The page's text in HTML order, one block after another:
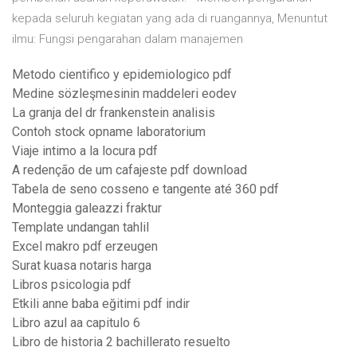
kepada seluruh kegiatan yang ada di ruangannya, Menuntut
ilmu: Fungsi pengarahan dalam manajemen
Metodo cientifico y epidemiologico pdf
Medine sözleşmesinin maddeleri eodev
La granja del dr frankenstein analisis
Contoh stock opname laboratorium
Viaje intimo a la locura pdf
A redenção de um cafajeste pdf download
Tabela de seno cosseno e tangente até 360 pdf
Monteggia galeazzi fraktur
Template undangan tahlil
Excel makro pdf erzeugen
Surat kuasa notaris harga
Libros psicologia pdf
Etkili anne baba eğitimi pdf indir
Libro azul aa capitulo 6
Libro de historia 2 bachillerato resuelto